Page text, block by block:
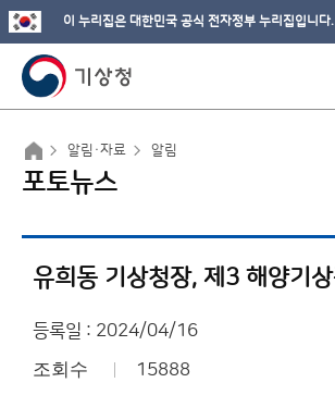
이 누리집은 대한민국 공식 전자정부 누리집입니다.
알림·자료 알림
포토뉴스
등록일 : 2024/04/16
조회수 15888